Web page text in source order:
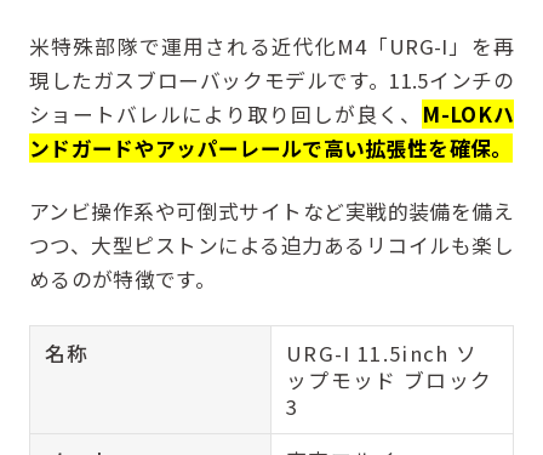
米特殊部隊で運用される近代化M4「URG-I」を再
現したガスブローバックモデルです。11.5インチの
ショートバレルにより取り回しが良く、 M-LOKハ
ンドガードやアッパーレールで高い拡張性を確保。
アンビ操作系や可倒式サイトなど実戦的装備を備え
つつ、大型ピストンによる迫力あるリコイルも楽し
めるのが特徴です。
名称
URG-I 11.5inch ソ
ップモッド ブロック
3